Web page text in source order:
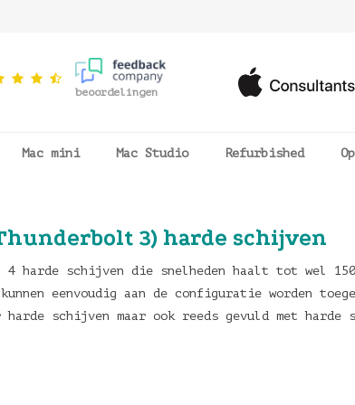
beoordelingen
Mac mini Mac Studio Refurbished
3) harde schijven
4 harde schijven die snelheden haalt tot wel
eenvoudig aan de configuratie worden
schijven maar ook reeds gevuld met harde